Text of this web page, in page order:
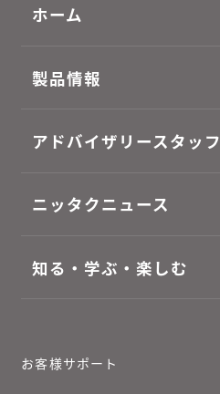
ホーム
製品情報
アドバイザリースタッフ
ニッタクニュース
知る・学ぶ・楽しむ
お客様サポート